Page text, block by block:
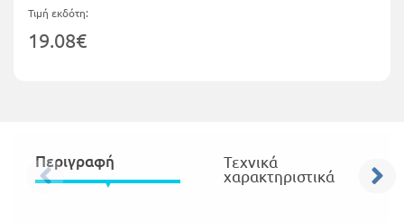
Εκπαιδευτικών
Δραστηριοτήτων
ενηλίκων –
Διά Βίου
Τάξη
Β΄
Τιμή εκδότη:
19.08€
Περιγραφή Τεχνικά
χαρακτηριστικά